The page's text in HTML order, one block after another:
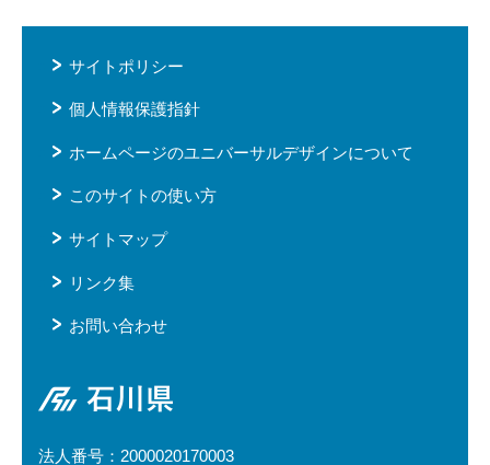
サイトポリシー
個人情報保護指針
ホームページのユニバーサルデザインについて
このサイトの使い方
サイトマップ
リンク集
お問い合わせ
石川県
法人番号：2000020170003